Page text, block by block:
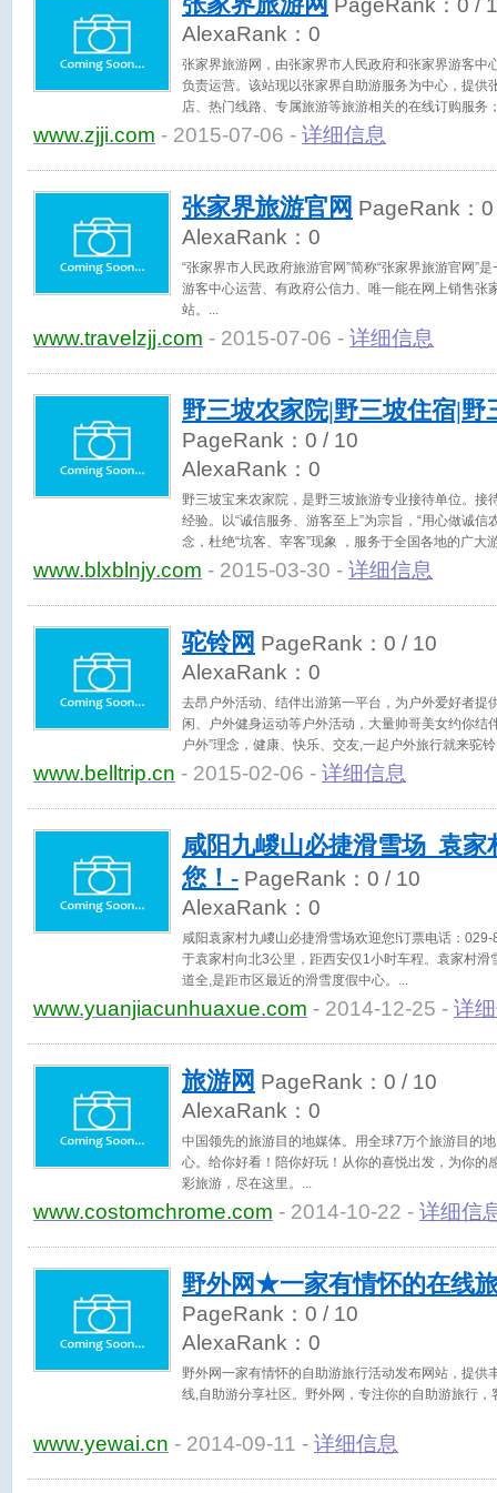
PageRank： 0 /
AlexaRank： 0
张家界旅游网，由张家界市人民政府和张家界游客中
负责运营。该站现以张家界自助游服务为中心，提供
店、热门线路、专属旅游等旅游相关的在线订购服务
产、咨询等内容为一体的综合旅游服务平台。
www.zjji.com - 2015-07-06 - 详细信息
张家界旅游官网 PageRank： 0
AlexaRank： 0
“张家界市人民政府旅游官网”简称“张家界旅游官网”
游客中心运营、有政府公信力、唯一能在网上销售张
站。
www.travelzjj.com - 2015-07-06 - 详细信息
野三坡农家院|野三坡住宿|野
PageRank： 0 / 10
AlexaRank： 0
野三坡宝来农家院，是野三坡旅游专业接待单位。接
经验。以“诚信服务、游客至上”为宗旨，“用心做诚信
念，杜绝“坑客、宰客”现象 ，服务于全国各地的广大
www.blxblnjy.com - 2015-03-30 - 详细信息
驼铃网 PageRank： 0 / 10
AlexaRank： 0
去昂户外活动、结伴出游第一平台，为户外爱好者提
闲、户外健身运动等户外活动，大量帅哥美女约你结
户外”理念，健康、快乐、交友,一起户外旅行就来驼
www.belltrip.cn - 2015-02-06 - 详细信息
咸阳九嵕山必捷滑雪场_袁
您！- PageRank： 0 / 10
AlexaRank： 0
咸阳袁家村九嵕山必捷滑雪场欢迎您!订票电话：
于袁家村向北3公里，距西安仅1小时车程。袁家村滑
道全,是距市区最近的滑雪度假中心。
www.yuanjiacunhuaxue.com - 2014-12-25 - 详
旅游网 PageRank： 0 / 10
AlexaRank： 0
中国领先的旅游目的地媒体。用全球7万个旅游目的
心。给你好看！陪你好玩！从你的喜悦出发，为你的
彩旅游，尽在这里。
www.costomchrome.com - 2014-10-22 - 详细信
野外网★一家有情怀的在线
PageRank： 0 / 10
AlexaRank： 0
野外网一家有情怀的自助游旅行活动发布网站，提供
线,自助游分享社区。野外网，专注你的自助游旅行
www.yewai.cn - 2014-09-11 - 详细信息